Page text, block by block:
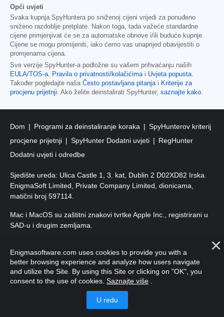
Opći uvjeti
Svaka kupnja SpyHuntera po sniženoj cijeni vrijedi za ponuđeno
sniženo razdoblje pretplate. Nakon toga, tada važeće standardne
cijene primjenjivat će se za automatske obnove i/ili buduće kupnje.
Cijene se mogu promijeniti, iako ćemo vas unaprijed obavijestiti o
promjenama cijena.
Sve verzije SpyHunter-a podložne su vašem prihvaćanju naših
EULA/TOS-a, Pravila o privatnosti/kolačićimai Uvjeta popusta.
Također pogledajte naša Često postavljana pitanjai Kriterije za
procjenu prijetnji. Ako želite deinstalirati SpyHunter, saznajte kako.
Dom Programi za deinstaliranje koraka
SpyHunterov kriterij
procjene prijetnji
SpyHunter Dodatni uvjeti
RegHunter
Dodatni uvjeti i odredbe
Sjedište ureda: Ulica Castle 1, 3. kat, Dublin 2 D02XD82 Irska.
EnigmaSoft Limited, Private Company Limited, dionicama,
matični broj 597114.
Mac i MacOS su zaštitni znakovi tvrtke Apple Inc., registrirani u
SAD-u i drugim zemljama.
pridržana.
Enigmasoftware.com uses cookies to provide you with a
better browsing experience and analyze how users navigate
and utilize the Site. By using this Site or clicking on "OK", you
consent to the use of cookies. Saznajte više